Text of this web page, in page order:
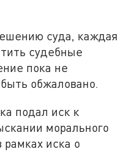
суда, каждая
судебные
пока не
обжаловано.
подал иск к
морального
иска о